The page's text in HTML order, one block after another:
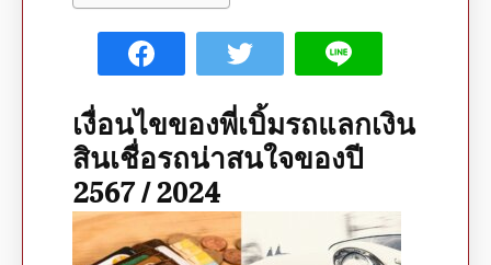
เงื่อนไขของพี่เบิ้มรถแลกเงิน
สินเชื่อรถน่าสนใจของปี
2567 / 2024